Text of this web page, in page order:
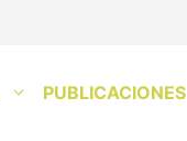
PUBLICACIONES